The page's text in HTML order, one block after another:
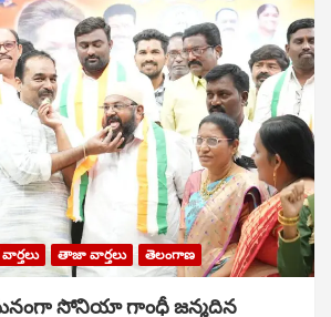
వార్తలు తాజా వార్తలు తెలంగాణ
ఘ‌నంగా సోనియా గాంధీ జ‌న్మ‌దిన